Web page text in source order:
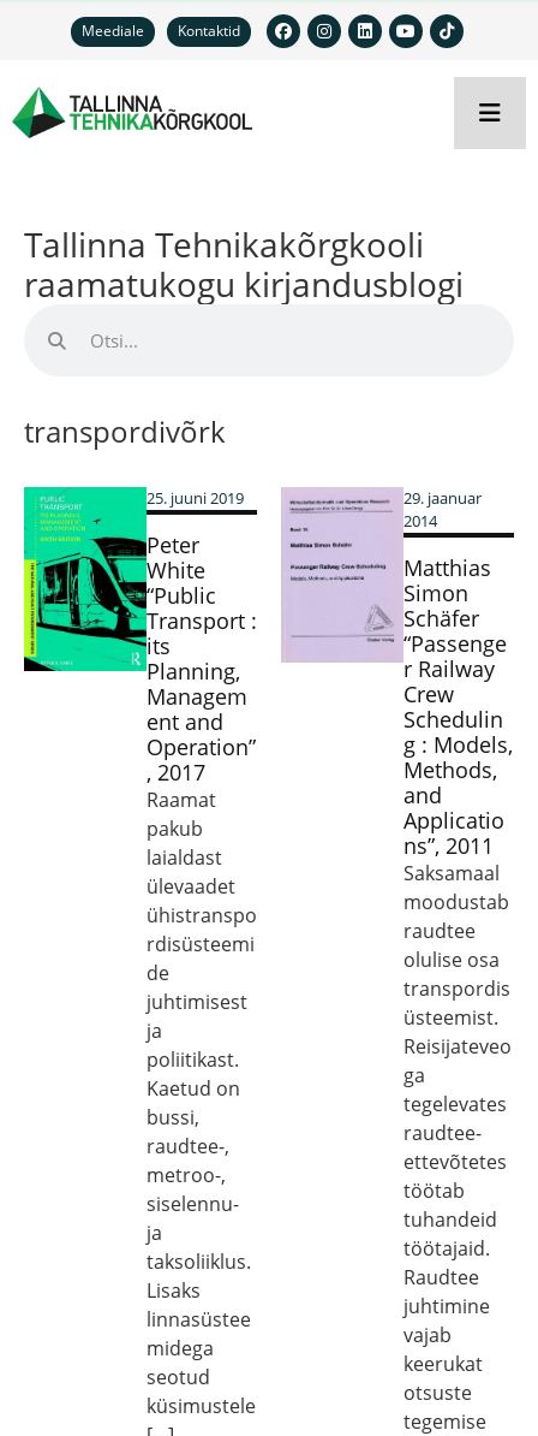
Meediale Kontaktid
Tallinna Tehnikakõrgkooli
raamatukogu kirjandusblogi
transpordivõrk
25. juuni 2019
Peter
White
“Public
Transport :
its
Planning,
Managem
ent and
Operation”
, 2017
Raamat
pakub
laialdast
ülevaadet
ühistranspo
rdisüsteemi
de
juhtimisest
ja
poliitikast.
Kaetud on
bussi,
raudtee-,
metroo-,
siselennu-
ja
taksoliiklus.
Lisaks
linnasüstee
midega
seotud
küsimustele
29. jaanuar
2014
Matthias
Simon
Schäfer
“Passenge
r Railway
Crew
Schedulin
g : Models,
Methods,
and
Applicatio
ns”, 2011
Saksamaal
moodustab
raudtee
olulise osa
transpordis
üsteemist.
Reisijateveo
ga
tegelevates
raudtee-
ettevõtetes
töötab
tuhandeid
töötajaid.
Raudtee
juhtimine
vajab
keerukat
otsuste
tegemise